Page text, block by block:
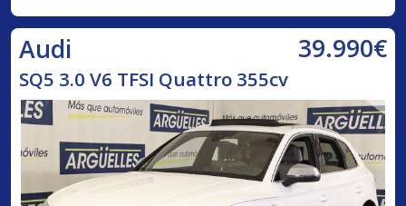
Audi 39.990€
SQ5 3.0 V6 TFSI Quattro 355cv